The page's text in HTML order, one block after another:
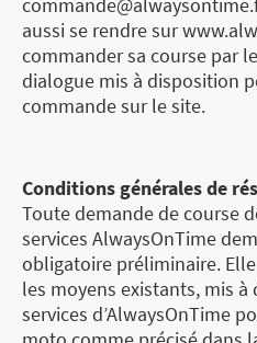
aussi se rendre sur
commander sa course par
dialogue mis à disposition
commande sur le site.
Conditions générales de
Toute demande de course
services AlwaysOnTime
obligatoire préliminaire.
les moyens existants, mis
services d’AlwaysOnTime